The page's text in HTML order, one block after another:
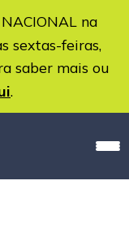
na
sextas-feiras,
saber mais ou
.